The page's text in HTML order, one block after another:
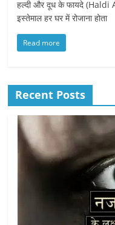
हल्दी और दूध के फायदे (Haldi
इस्तेमाल हर घर में रोजाना होता
Read more
Recent Posts